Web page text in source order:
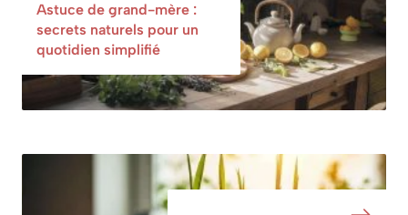
Astuce de grand-mère :
secrets naturels pour un
quotidien simplifié